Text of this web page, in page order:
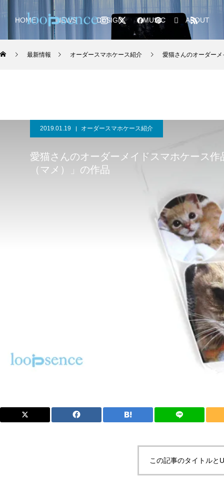
HOME NEWS DESIGN MUSIC ABOUT
最新情報 オーダースマホケース紹介 愛猫さんのオーダーメ
2019.01.19 オーダースマホケース紹介
愛猫さんのオーダーメイドスマホケース
（マメ）」の作品
この記事のタイトルと